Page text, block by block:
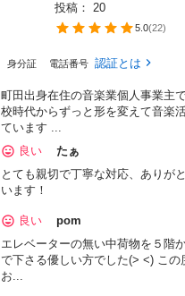
投稿： 20
5.0(22)
身分証 電話番号 認証とは
町田出身在住の音楽業個人事業主
校時代からずっと形を変えて音楽
ています ...
良い
たぁ
とても親切で丁寧な対応、ありが
います！
良い
pom
エレベーターの無い中荷物を５階
で下さる優しい方でした(> <) この
お...